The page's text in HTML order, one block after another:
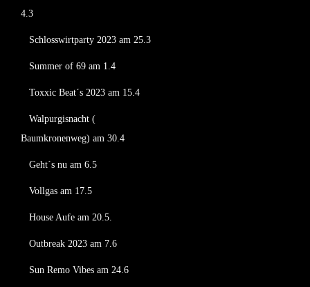
4.3
Schlosswirtparty 2023 am 25.3
Summer of 69 am 1.4
Toxxic Beat´s 2023 am 15.4
Walpurgisnacht (
Baumkronenweg) am 30.4
Geht´s nu am 6.5
Vollgas am 17.5
House Aufe am 20.5.
Outbreak 2023 am 7.6
Sun Remo Vibes am 24.6